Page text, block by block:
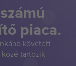
piaca.
követett
tartozik